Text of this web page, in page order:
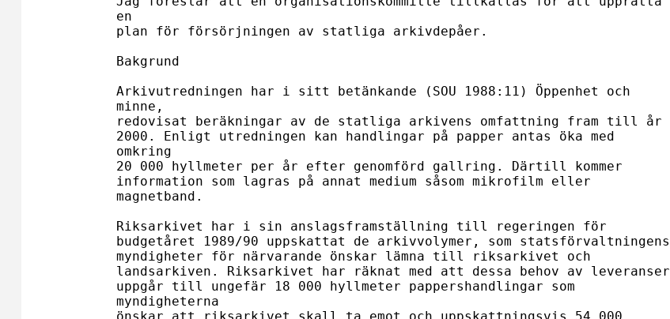
en
plan för försörjningen av statliga arkivdepåer.
Bakgrund
Arkivutredningen har i sitt betänkande (SOU 1988:11) Öppenhet och
minne,
redovisat beräkningar av de statliga arkivens omfattning fram till år
2000. Enligt utredningen kan handlingar på papper antas öka med
omkring
20 000 hyllmeter per år efter genomförd gallring. Därtill kommer
information som lagras på annat medium såsom mikrofilm eller
magnetband.
Riksarkivet har i sin anslagsframställning till regeringen för
budgetåret 1989/90 uppskattat de arkivvolymer, som statsförvaltningens
myndigheter för närvarande önskar lämna till riksarkivet och
landsarkiven. Riksarkivet har räknat med att dessa behov av leveranser
uppgår till ungefär 18 000 hyllmeter pappershandlingar som
myndigheterna